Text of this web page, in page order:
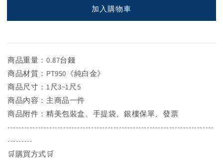
加入購物車
商品重量：0.87台錢
商品材質：PT950《純白金》
商品尺寸：1尺3~1尺5
商品內容：主商品一件
商品附件：精美包裝盒、手提袋、銀樓保單、發票
--------------------------------------------------------------------------
---------
🛒購買方式🛒